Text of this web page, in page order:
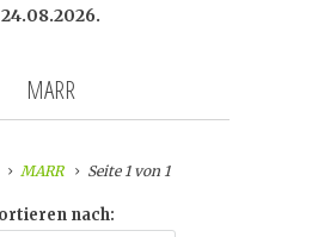
24.08.2026.
MARR
MARR Seite 1 von 1
nach: